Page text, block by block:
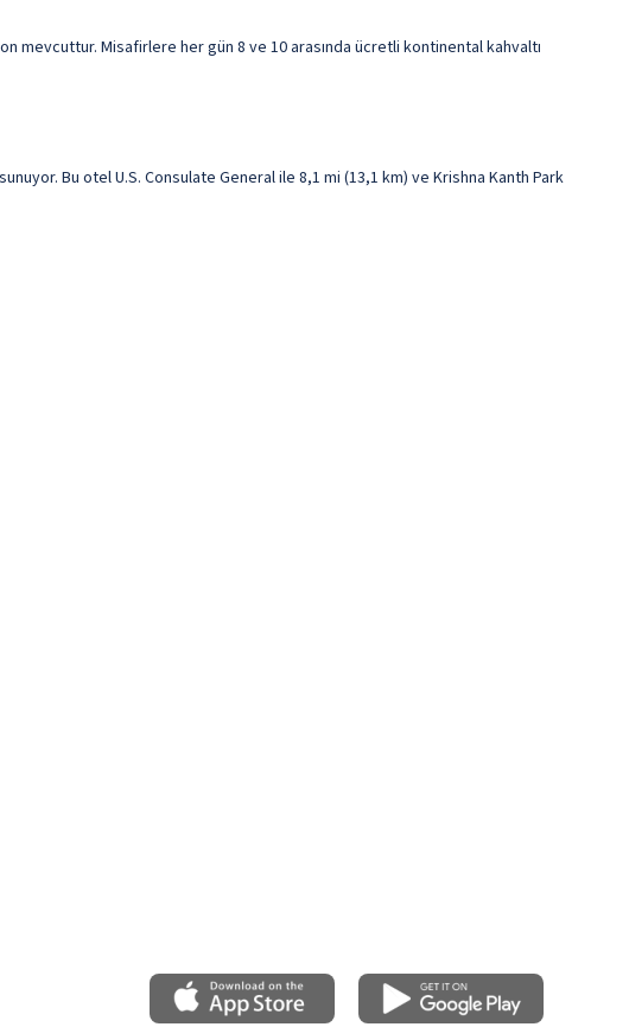
Misafirlere her gün 8 ve 10 arasında ücretli kontinental kahvaltı
Bu otel U.S. Consulate General ile 8,1 mi (13,1 km) ve Krishna Kanth Park